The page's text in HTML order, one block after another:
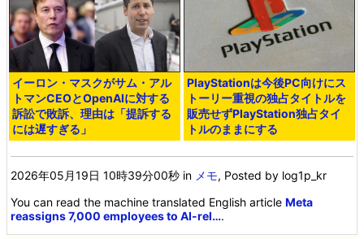
イーロン・マスクがサム・アル
トマンCEOとOpenAIに対する
訴訟で敗訴、理由は「提訴する
には遅すぎる」
PlayStationは今後PC向けにス
トーリー重視の独占タイトルを
販売せずPlayStation独占タイ
トルのままにする
2026年05月19日 10時39分00秒 in メモ, Posted by log1p_kr
You can read the machine translated English articleMeta
reassigns 7,000 employees to AI-rel….